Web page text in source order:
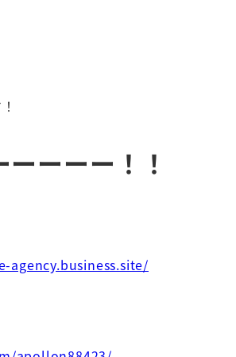
ーーー！！